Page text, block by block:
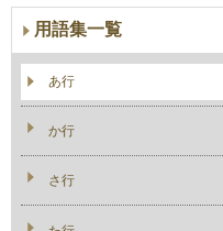
用語集一覧
あ行
か行
さ行